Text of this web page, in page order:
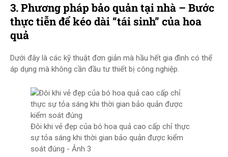
3. Phương pháp bảo quản tại nhà – Bước
thực tiễn để kéo dài “tái sinh” của hoa
quả
Dưới đây là các kỹ thuật đơn giản mà hầu hết gia đình có thể
áp dụng mà không cần đầu tư thiết bị công nghiệp.
Đôi khi vẻ đẹp của bó hoa quả cao cấp chỉ thực
sự tỏa sáng khi thời gian bảo quản được kiểm
soát đúng - Ảnh 3